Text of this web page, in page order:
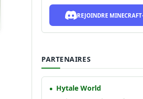
REJOINDRE
PARTENAIRES
Hytale World